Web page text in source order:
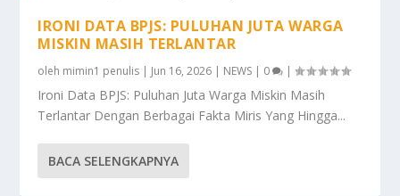
IRONI DATA BPJS: PULUHAN JUTA WARGA
MISKIN MASIH TERLANTAR
oleh mimin1 penulis | Jun 16, 2026 | NEWS | 0 |
Ironi Data BPJS: Puluhan Juta Warga Miskin Masih
Terlantar Dengan Berbagai Fakta Miris Yang Hingga...
BACA SELENGKAPNYA